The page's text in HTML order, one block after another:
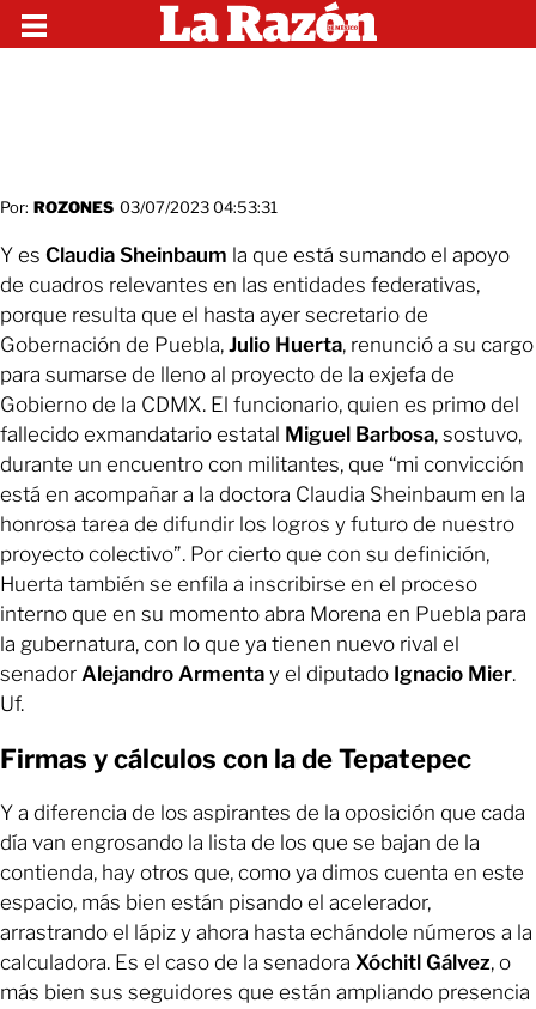
Por: ROZONES 03/07/2023 04:53:31
Y es Claudia Sheinbaum la que está sumando el apoyo
de cuadros relevantes en las entidades federativas,
porque resulta que el hasta ayer secretario de
Gobernación de Puebla, Julio Huerta, renunció a su cargo
para sumarse de lleno al proyecto de la exjefa de
Gobierno de la CDMX. El funcionario, quien es primo del
fallecido exmandatario estatal Miguel Barbosa, sostuvo,
durante un encuentro con militantes, que “mi convicción
está en acompañar a la doctora Claudia Sheinbaum en la
honrosa tarea de difundir los logros y futuro de nuestro
proyecto colectivo”. Por cierto que con su definición,
Huerta también se enfila a inscribirse en el proceso
interno que en su momento abra Morena en Puebla para
la gubernatura, con lo que ya tienen nuevo rival el
senador Alejandro Armenta y el diputado Ignacio Mier.
Uf.
Firmas y cálculos con la de Tepatepec
Y a diferencia de los aspirantes de la oposición que cada
día van engrosando la lista de los que se bajan de la
contienda, hay otros que, como ya dimos cuenta en este
espacio, más bien están pisando el acelerador,
arrastrando el lápiz y ahora hasta echándole números a la
calculadora. Es el caso de la senadora Xóchitl Gálvez, o
más bien sus seguidores que están ampliando presencia